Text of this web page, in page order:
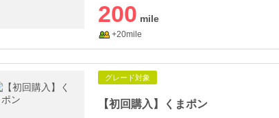
200
+20mile
グレード対象
【初回購入】くまポン